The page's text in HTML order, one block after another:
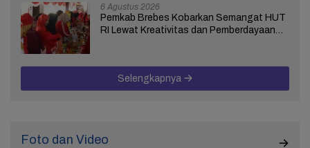
6 Agustus 2026
Pemkab Brebes Kobarkan Semangat HUT
RI Lewat Kreativitas dan Pemberdayaan
Selengkapnya
Foto dan Video